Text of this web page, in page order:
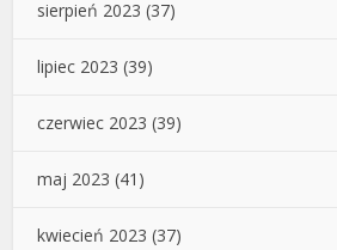
sierpień 2023 (37)
lipiec 2023 (39)
czerwiec 2023 (39)
maj 2023 (41)
kwiecień 2023 (37)